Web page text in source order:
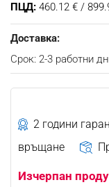
ПЦД: 460.12 € /
Доставка:
Срок: 2-3 работни
2 години
връщане
Изчерпан